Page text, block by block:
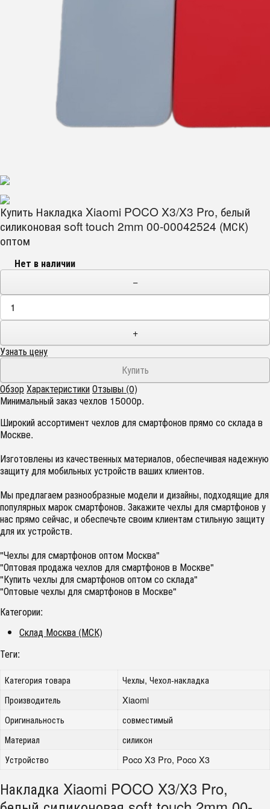
Купить Накладка Xiaomi POCO X3/X3 Pro, белый
силиконовая soft touch 2mm 00-00042524 (МСК)
оптом
Нет в наличии
−
+
Узнать цену
ОбзорХарактеристикиОтзывы (0)
Минимальный заказ чехлов 15000р.
Широкий ассортимент чехлов для смартфонов прямо со склада в
Москве.
Изготовлены из качественных материалов, обеспечивая надежную
защиту для мобильных устройств ваших клиентов.
Мы предлагаем разнообразные модели и дизайны, подходящие для
популярных марок смартфонов. Закажите чехлы для смартфонов у
нас прямо сейчас, и обеспечьте своим клиентам стильную защиту
для их устройств.
"Чехлы для смартфонов оптом Москва"
"Оптовая продажа чехлов для смартфонов в Москве"
"Купить чехлы для смартфонов оптом со склада"
"Оптовые чехлы для смартфонов в Москве"
Категории:
Склад Москва (МСК)
Теги:
Категория товара
Чехлы, Чехол-накладка
Производитель
Xiaomi
Оригинальность
совместимый
Материал
силикон
Устройство
Poco X3 Pro, Poco X3
Накладка Xiaomi POCO X3/X3 Pro,